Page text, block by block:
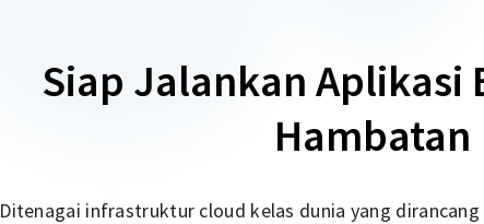
Siap Jalankan Aplikasi
Hambatan
Ditenagai infrastruktur cloud kelas dunia yang dirancang